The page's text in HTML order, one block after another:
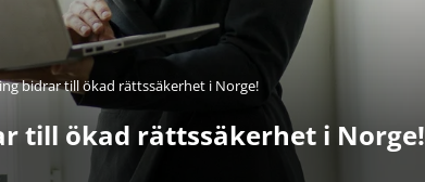
bidrar till ökad rättssäkerhet i Norge!
till ökad rättssäkerhet i Norge!